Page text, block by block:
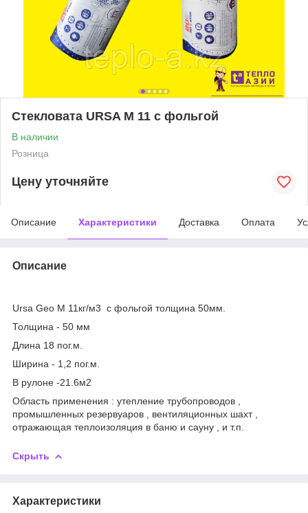
Стекловата URSA М 11 с фольгой
В наличии
Розница
Цену уточняйте
Описание Характеристики Доставка Оплата
Описание
Ursa Geo М 11кг/м3 с фольгой толщина 50мм.
Толщина - 50 мм
Длина 18 пог.м.
Ширина - 1,2 пог.м.
В рулоне -21.6м2
Область применения : утепление трубопроводов ,
промышленных резервуаров , вентиляционных шахт ,
отражающая теплоизоляция в баню и сауну , и т.п.
Скрыть
Характеристики